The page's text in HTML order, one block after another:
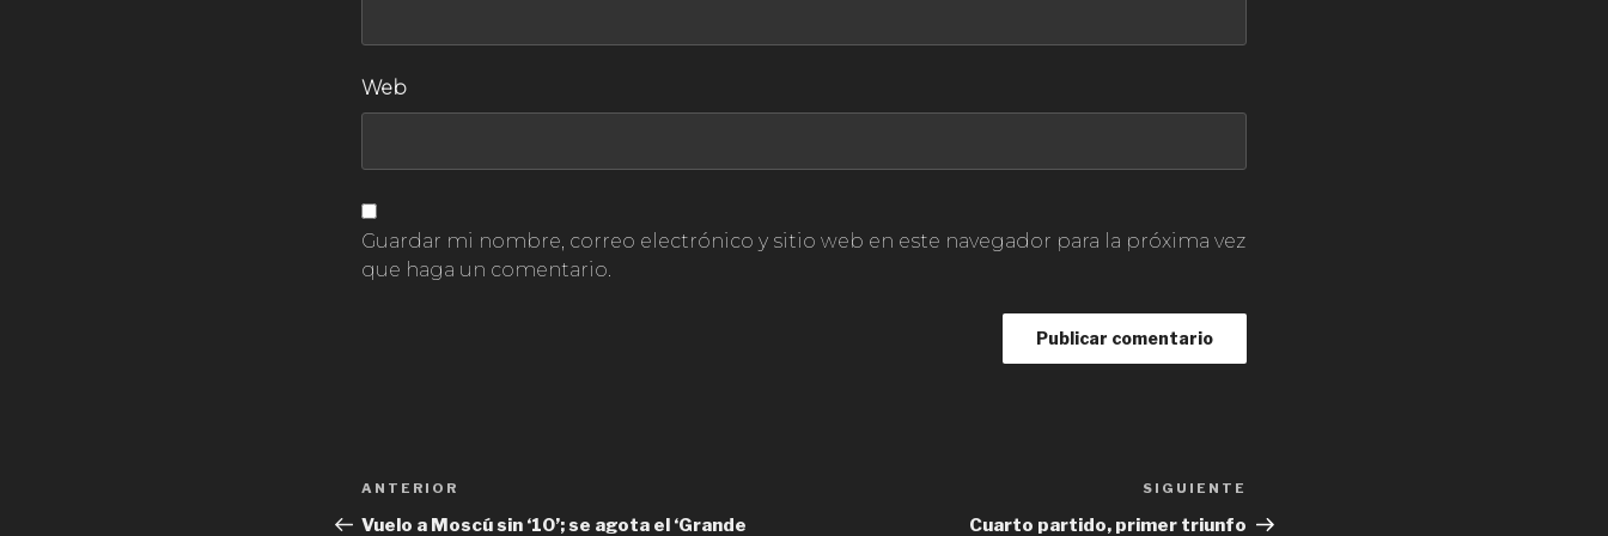
Web
Guardar mi nombre, correo electrónico y sitio web en este navegador para la próxima vez
que haga un comentario.
Navegación
de
Entrada
anterior:
ANTERIOR
Vuelo a Moscú sin ‘10’; se agota el ‘Grande
entrada
SIGUIENTE
Cuarto partido, primer triunfo